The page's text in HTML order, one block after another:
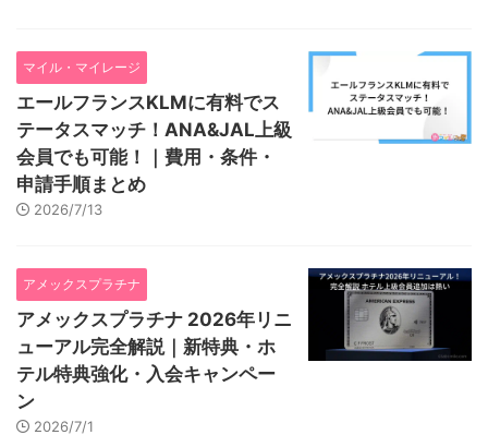
マイル・マイレージ
エールフランスKLMに有料でス
テータスマッチ！ANA&JAL上級
会員でも可能！｜費用・条件・
申請手順まとめ
2026/7/13
アメックスプラチナ
アメックスプラチナ 2026年リニ
ューアル完全解説｜新特典・ホ
テル特典強化・入会キャンペー
ン
2026/7/1